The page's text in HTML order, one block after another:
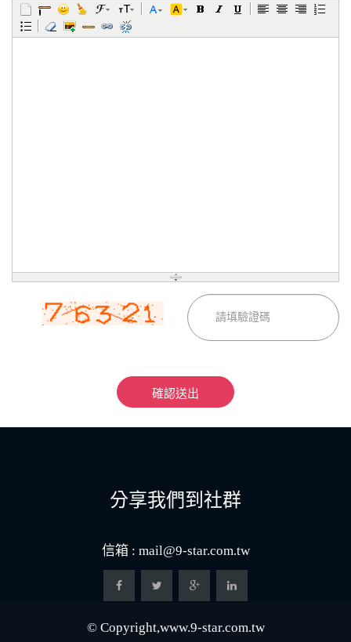
確認送出
分享我們到社群
信箱 : mail@9-star.com.tw
© Copyright,www.9-star.com.tw